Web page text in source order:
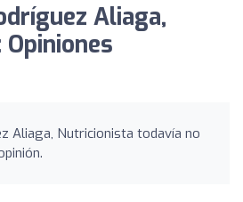
Aliaga,
Aliaga, Nutricionista todavía no